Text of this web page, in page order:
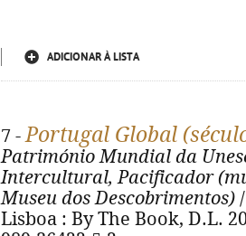
ADICIONAR À LISTA
7 -Portugal Global
Património Mundial da
Intercultural, Pacificador
Museu dos Descobrimentos)
Lisboa : By The Book, D.L.